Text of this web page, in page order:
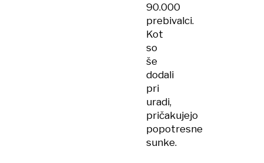
90.000
prebivalci.
Kot
so
še
dodali
pri
uradi,
pričakujejo
popotresne
sunke.